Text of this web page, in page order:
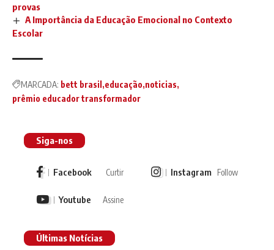
provas
A Importância da Educação Emocional no Contexto
Escolar
MARCADA: bett brasil educação noticias
prêmio educador transformador
Siga-nos
Facebook Curtir Instagram Follow
Youtube Assine
Últimas Notícias